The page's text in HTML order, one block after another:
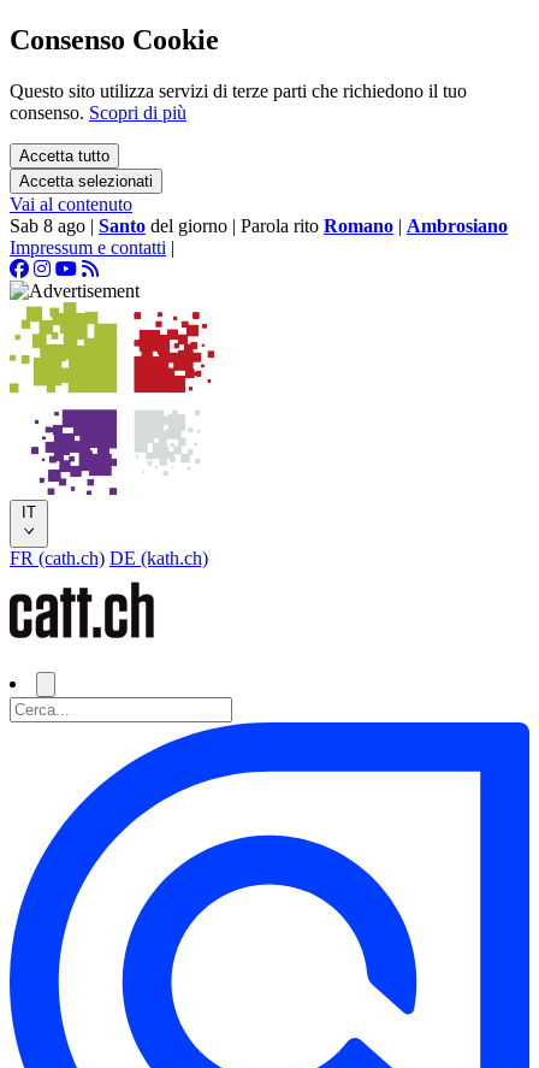
Consenso Cookie
Questo sito utilizza servizi di terze parti che richiedono il tuo
consenso. Scopri di più
Accetta tutto
Accetta selezionati
Vai al contenuto
Sab 8 ago | Santo del giorno | Parola rito Romano | Ambrosiano
Impressum e contatti |
IT
FR (cath.ch) DE (kath.ch)